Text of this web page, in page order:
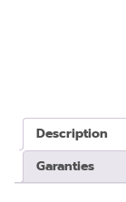
complet
2"Description
Garanties